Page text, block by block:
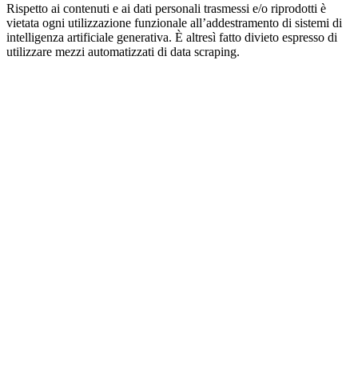
Rispetto ai contenuti e ai dati personali trasmessi e/o riprodotti è
vietata ogni utilizzazione funzionale all’addestramento di sistemi di
intelligenza artificiale generativa. È altresì fatto divieto espresso di
utilizzare mezzi automatizzati di data scraping.